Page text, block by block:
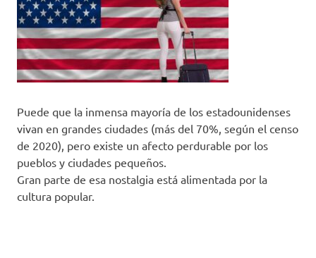
Puede que la inmensa mayoría de los estadounidenses
vivan en grandes ciudades (más del 70%, según el censo
de 2020), pero existe un afecto perdurable por los
pueblos y ciudades pequeños.
Gran parte de esa nostalgia está alimentada por la
cultura popular.